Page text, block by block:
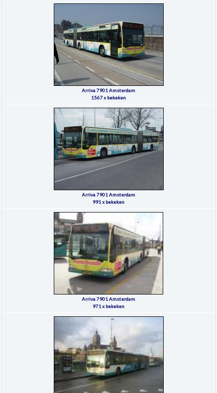
Arriva 7901 Amsterdam
1567 x bekeken
Arriva 7901 Amsterdam
991 x bekeken
Arriva 7901 Amsterdam
971 x bekeken